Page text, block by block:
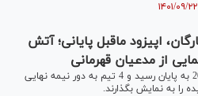
جنگ ستارگان، اپیزود ماقبل پایانی؛ آتش
از مدعیان قهرمانی
دور یک‌چهارم نهایی جام جهانی 2022 به پایان رسید و 4 تیم به دور نیمه نهایی
را به نمایش بگذارند.